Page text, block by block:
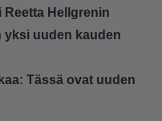
Hellgrenin
yksi uuden kauden
Tässä ovat uuden